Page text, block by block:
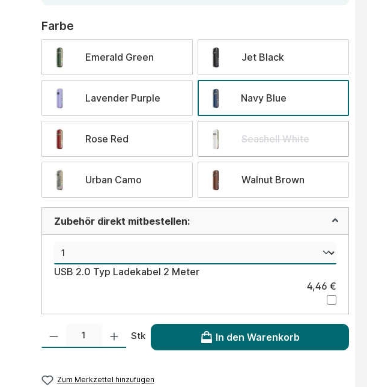
Farbe
Emerald Green Jet Black
Lavender Purple Navy Blue
Rose Red Seashell White
Urban Camo Walnut Brown
Zubehör direkt mitbestellen:
USB 2.0 Typ Ladekabel 2 Meter
4,46 €
Produkt Anzahl: Gib den gewünschten Wert ein oder benutze die Schaltflächen um die
Stk In den Warenkorb
Zum Merkzettel hinzufügen